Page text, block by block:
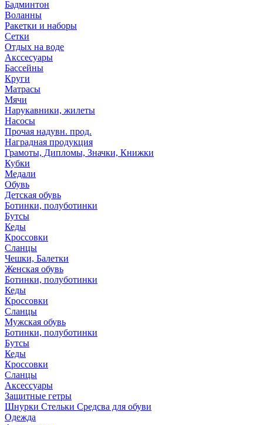
Бадминтон
Воланны
Ракетки и наборы
Сетки
Отдых на воде
Акссесуары
Бассейны
Круги
Матрасы
Мячи
Нарукавники, жилеты
Насосы
Прочая надувн. прод.
Наградная продукция
Грамоты, Дипломы, Значки, Книжки
Кубки
Медали
Обувь
Детская обувь
Ботинки, полуботинки
Бутсы
Кеды
Кроссовки
Сланцы
Чешки, Балетки
Женская обувь
Ботинки, полуботинки
Кеды
Кроссовки
Сланцы
Мужская обувь
Ботинки, полуботинки
Бутсы
Кеды
Кроссовки
Сланцы
Аксессуары
Защитные гетры
Шнурки Стельки Средсва для обуви
Одежда